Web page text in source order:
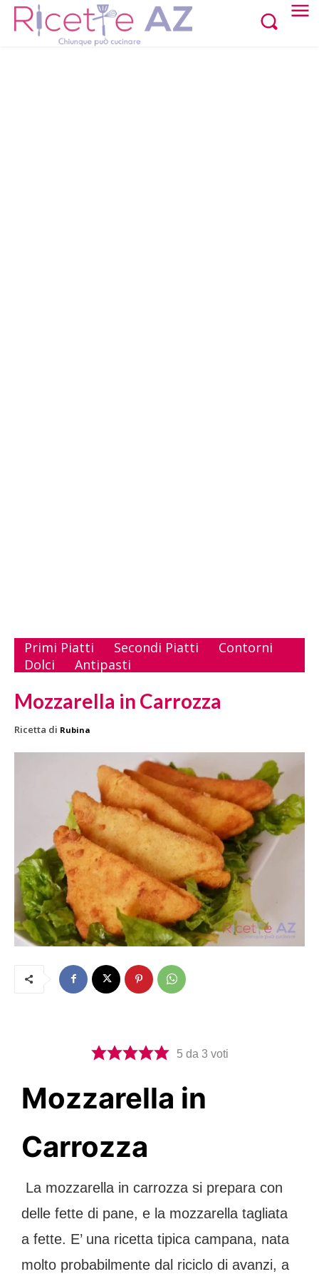
Primi Piatti Secondi Piatti
Contorni
Dolci
Antipasti
Mozzarella in Carrozza
Ricetta di Rubina
5 da 3 voti
Mozzarella in
Carrozza
La mozzarella in carrozza si prepara con
delle fette di pane, e la mozzarella tagliata
a fette. E’ una ricetta tipica campana, nata
molto probabilmente dal riciclo di avanzi, a